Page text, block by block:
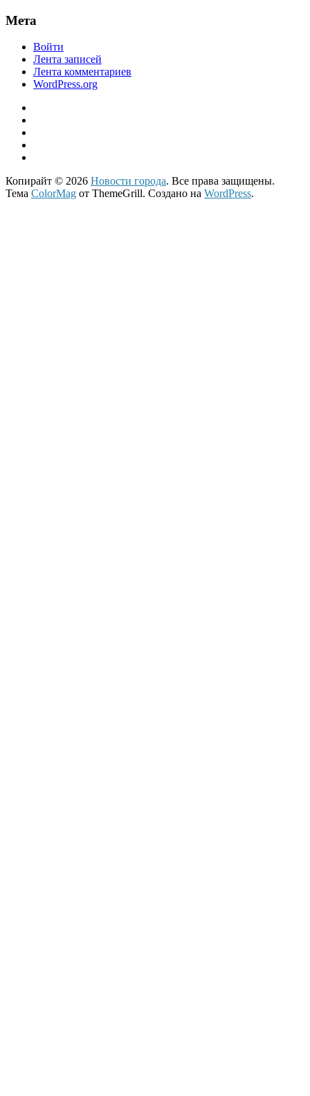
Мета
Войти
Лента записей
Лента комментариев
WordPress.org
Копирайт © 2026 Новости города. Все права защищены.
Тема ColorMag от ThemeGrill. Создано на WordPress.